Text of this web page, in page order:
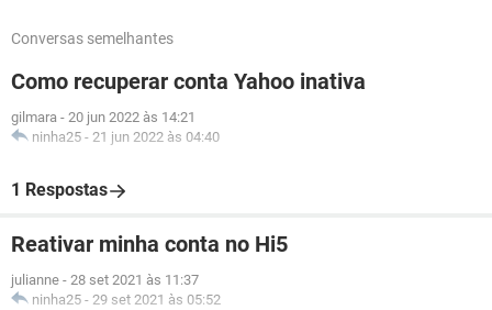
Conversas semelhantes
Como recuperar conta Yahoo inativa
gilmara - 20 jun 2022 às 14:21
ninha25 - 21 jun 2022 às 04:40
1 Respostas
Reativar minha conta no Hi5
julianne - 28 set 2021 às 11:37
ninha25 - 29 set 2021 às 05:52